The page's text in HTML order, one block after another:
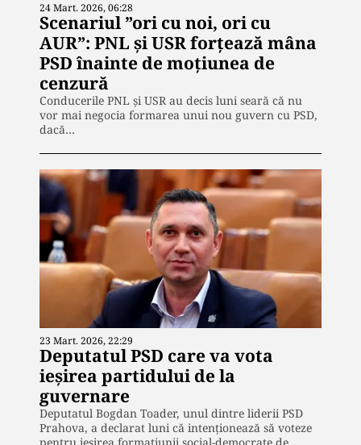
24 Mart. 2026, 06:28
Scenariul ”ori cu noi, ori cu
AUR”: PNL și USR forțează mâna
PSD înainte de moțiunea de
cenzură
Conducerile PNL și USR au decis luni seară că nu
vor mai negocia formarea unui nou guvern cu PSD,
dacă…
23 Mart. 2026, 22:29
Deputatul PSD care va vota
ieșirea partidului de la
guvernare
Deputatul Bogdan Toader, unul dintre liderii PSD
Prahova, a declarat luni că intenționează să voteze